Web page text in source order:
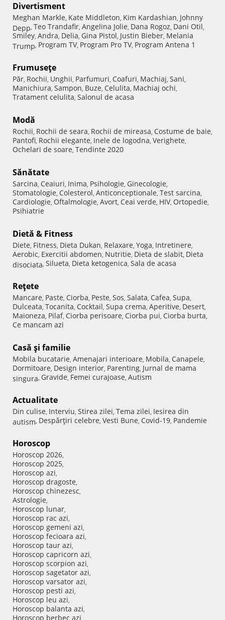
Divertisment
Meghan Markle, Kate Middleton, Kim Kardashian, Johnny
Depp, Teo Trandafir, Angelina Jolie, Dana Rogoz, Dani Otil,
Smiley, Andra, Delia, Gina Pistol, Justin Bieber, Melania
Trump, Program TV, Program Pro TV, Program Antena 1
Frumuseţe
Păr, Rochii, Unghii, Parfumuri, Coafuri, Machiaj, Sani,
Manichiura, Sampon, Buze, Celulita, Machiaj ochi,
Tratament celulita, Salonul de acasa
Modă
Rochii, Rochii de seara, Rochii de mireasa, Costume de baie,
Pantofi, Rochii elegante, Inele de logodna, Verighete,
Ochelari de soare, Tendinte 2020
Sănătate
Sarcina, Ceaiuri, Inima, Psihologie, Ginecologie,
Stomatologie, Colesterol, Anticonceptionale, Test sarcina,
Cardiologie, Oftalmologie, Avort, Ceai verde, HIV, Ortopedie,
Psihiatrie
Dietă & Fitness
Diete, Fitness, Dieta Dukan, Relaxare, Yoga, Intretinere,
Aerobic, Exercitii abdomen, Nutritie, Dieta de slabit, Dieta
disociata, Silueta, Dieta ketogenica, Sala de acasa
Reţete
Mancare, Paste, Ciorba, Peste, Sos, Salata, Cafea, Supa,
Dulceata, Tocanita, Cocktail, Supa crema, Aperitive, Desert,
Maioneza, Pilaf, Ciorba perisoare, Ciorba pui, Ciorba burta,
Ce mancam azi
Casă şi familie
Mobila bucatarie, Amenajari interioare, Mobila, Canapele,
Dormitoare, Design interior, Parenting, Jurnal de mama
singura, Gravide, Femei curajoase, Autism
Actualitate
Din culise, Interviu, Stirea zilei, Tema zilei, Iesirea din
autism, Despărţiri celebre, Vesti Bune, Covid-19, Pandemie
Horoscop
Horoscop 2026,
Horoscop 2025,
Horoscop azi,
Horoscop dragoste,
Horoscop chinezesc,
Astrologie,
Horoscop lunar,
Horoscop rac azi,
Horoscop gemeni azi,
Horoscop fecioara azi,
Horoscop taur azi,
Horoscop capricorn azi,
Horoscop scorpion azi,
Horoscop sagetator azi,
Horoscop varsator azi,
Horoscop pesti azi,
Horoscop leu azi,
Horoscop balanta azi,
Horoscop berbec azi